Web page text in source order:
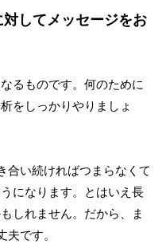
してメッセージをお
るものです。何のために
をしっかりやりましょ
合い続ければつまらなくて
になります。とはいえ長
しれません。だから、ま
です。